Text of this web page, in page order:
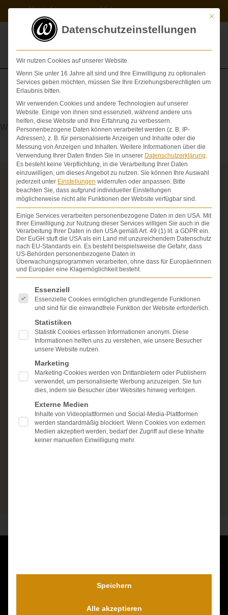
springen
Kontakt Videos
Reanimation
Wiederbelebung
Über die Schmerzensgeld-Spezialisten
Seit über 25 Jahren vertreten wir als Fachanwälte
ausschließlich Geschädigte bei schweren
Personenschäden. Wir verfügen über ausgewiesene
Erfahrung im Arzthaftungsrecht, bei Unfallfolgen und
bei der Durchsetzung von Schmerzensgeld- und
Schadensersatzansprüchen.Ihr Recht steht für uns
im Mittelpunkt.
Mehr erfahren:
Unsere Kanzlei
Kostenlose Erstberatung
Dr. Wambach & Walter
0421 54 895 10 - Fax
Mit
Datenschutzeinstellungen
Wir nutzen Cookies auf unserer Website.
Wenn Sie unter 16 Jahre alt sind und Ihre Einwilligung zu optionalen
Services geben möchten, müssen Sie Ihre Erziehungsberechtigten um
Erlaubnis bitten.
Wir verwenden Cookies und andere Technologien auf unserer
Website. Einige von ihnen sind essenziell, während andere uns
helfen, diese Website und Ihre Erfahrung zu verbessern.
Personenbezogene Daten können verarbeitet werden (z. B. IP-
Adressen), z. B. für personalisierte Anzeigen und Inhalte oder die
Messung von Anzeigen und Inhalten. Weitere Informationen über die
Verwendung Ihrer Daten finden Sie in unserer Datenschutzerklärung.
Es besteht keine Verpflichtung, in die Verarbeitung Ihrer Daten
einzuwilligen, um dieses Angebot zu nutzen. Sie können Ihre Auswahl
jederzeit unter Einstellungen widerrufen oder anpassen. Bitte
beachten Sie, dass aufgrund individueller Einstellungen
möglicherweise nicht alle Funktionen der Website verfügbar sind.
Einige Services verarbeiten personenbezogene Daten in den USA. Mit
Ihrer Einwilligung zur Nutzung dieser Services willigen Sie auch in die
Verarbeitung Ihrer Daten in den USA gemäß Art. 49 (1) lit. a GDPR ein.
Der EuGH stuft die USA als ein Land mit unzureichendem Datenschutz
nach EU-Standards ein. Es besteht beispielsweise die Gefahr, dass
US-Behörden personenbezogene Daten in
Überwachungsprogrammen verarbeiten, ohne dass für Europäerinnen
und Europäer eine Klagemöglichkeit besteht.
Es folgt eine Liste der Service-Gruppen, für die eine
Essenziell
Essenzielle Cookies ermöglichen grundlegende Funktionen
und sind für die einwandfreie Funktion der Website erforderlich.
Statistiken
Statistik Cookies erfassen Informationen anonym. Diese
Informationen helfen uns zu verstehen, wie unsere Besucher
unsere Website nutzen.
Marketing
Marketing-Cookies werden von Drittanbietern oder Publishern
verwendet, um personalisierte Werbung anzuzeigen. Sie tun
dies, indem sie Besucher über Websites hinweg verfolgen.
Externe Medien
Inhalte von Videoplattformen und Social-Media-Plattformen
werden standardmäßig blockiert. Wenn Cookies von externen
Medien akzeptiert werden, bedarf der Zugriff auf diese Inhalte
keiner manuellen Einwilligung mehr.
Speichern
Alle akzeptieren